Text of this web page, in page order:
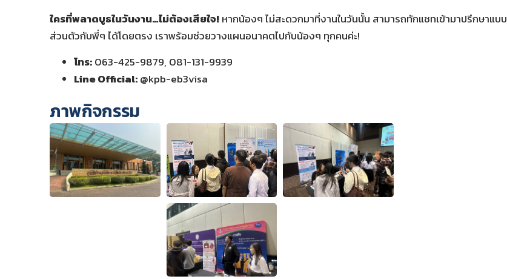
ใครที่พลาดบูธในวันงาน…ไม่ต้องเสียใจ!หากน้องๆ ไม่สะดวกมาที่งานในวันนั้น สามารถทักแชทเข้ามาปรึกษาแบบ
ส่วนตัวกับพี่ๆ ได้โดยตรง เราพร้อมช่วยวางแผนอนาคตไปกับน้องๆ ทุกคนค่ะ!
โทร:063-425-9879, 081-131-9939
Line Official:@kpb-eb3visa
ภาพกิจกรรม